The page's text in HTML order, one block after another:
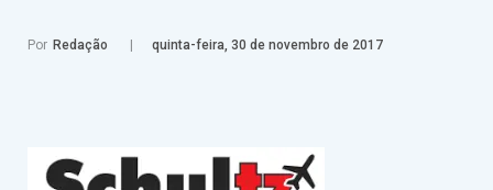
Por Redação quinta-feira, 30 de novembro de 2017